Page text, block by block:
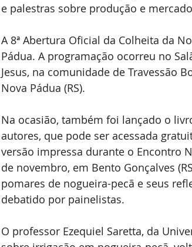
Segredos da Pecan Expointer
Pecan
e palestras sobre produção e mercado
A 8ª Abertura Oficial da Colheita da
Pádua. A programação ocorreu no
Jesus, na comunidade de Travessão
Nova Pádua (RS).
Na ocasião, também foi lançado o
autores, que pode ser acessada
versão impressa durante o Encontro
de novembro, em Bento Gonçalves
pomares de nogueira-pecã e seus
debatido por painelistas.
O professor Ezequiel Saretta, da